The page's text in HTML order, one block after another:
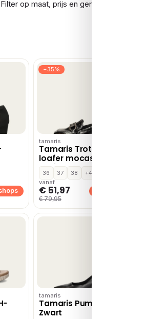
op maat, prijs en gender om snel
−35%
tamaris
Tamaris Trotteur
loafer mocassins &
loafers – Zwart
36 37 38
+4
vanaf
€ 51,97
€ 79,95
tamaris
Tamaris Pumps –
Zwart